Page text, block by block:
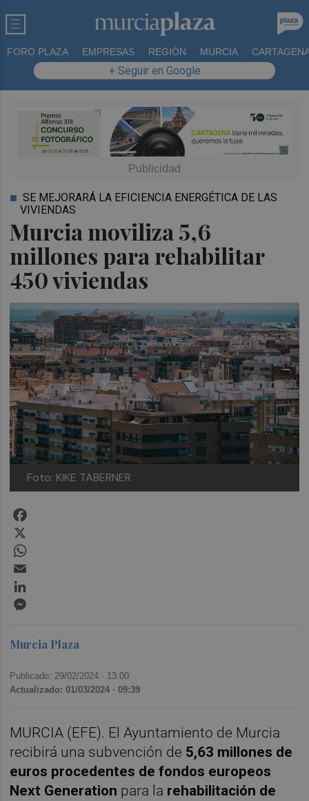
FORO PLAZA EMPRESAS REGIÓN MURCIA
+ Seguir en Google
Murcia moviliza 5,6
millones para rehabilitar
450 viviendas
SE MEJORARÁ LA EFICIENCIA ENERGÉTICA DE LAS
VIVIENDAS
Foto: KIKE TABERNER
Murcia Plaza
Publicado: 29/02/2024 · 13:00
Actualizado: 01/03/2024 · 09:39
MURCIA (EFE). El Ayuntamiento de Murcia
recibirá una subvención de 5,63 millones de
euros procedentes de fondos europeos
Next Generation para la rehabilitación de